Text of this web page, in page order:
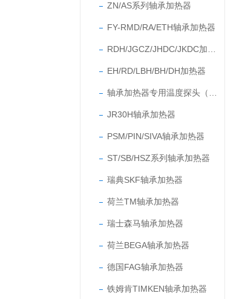
ZN/AS系列轴承加热器
FY-RMD/RA/ETH轴承加热器
EH/RD/LBH/BH/DH加热器
JR30H轴承加热器
PSM/PIN/SIVA轴承加热器
ST/SB/HSZ系列轴承加热器
瑞典SKF轴承加热器
荷兰TM轴承加热器
瑞士森马轴承加热器
荷兰BEGA轴承加热器
德国FAG轴承加热器
铁姆肯TIMKEN轴承加热器